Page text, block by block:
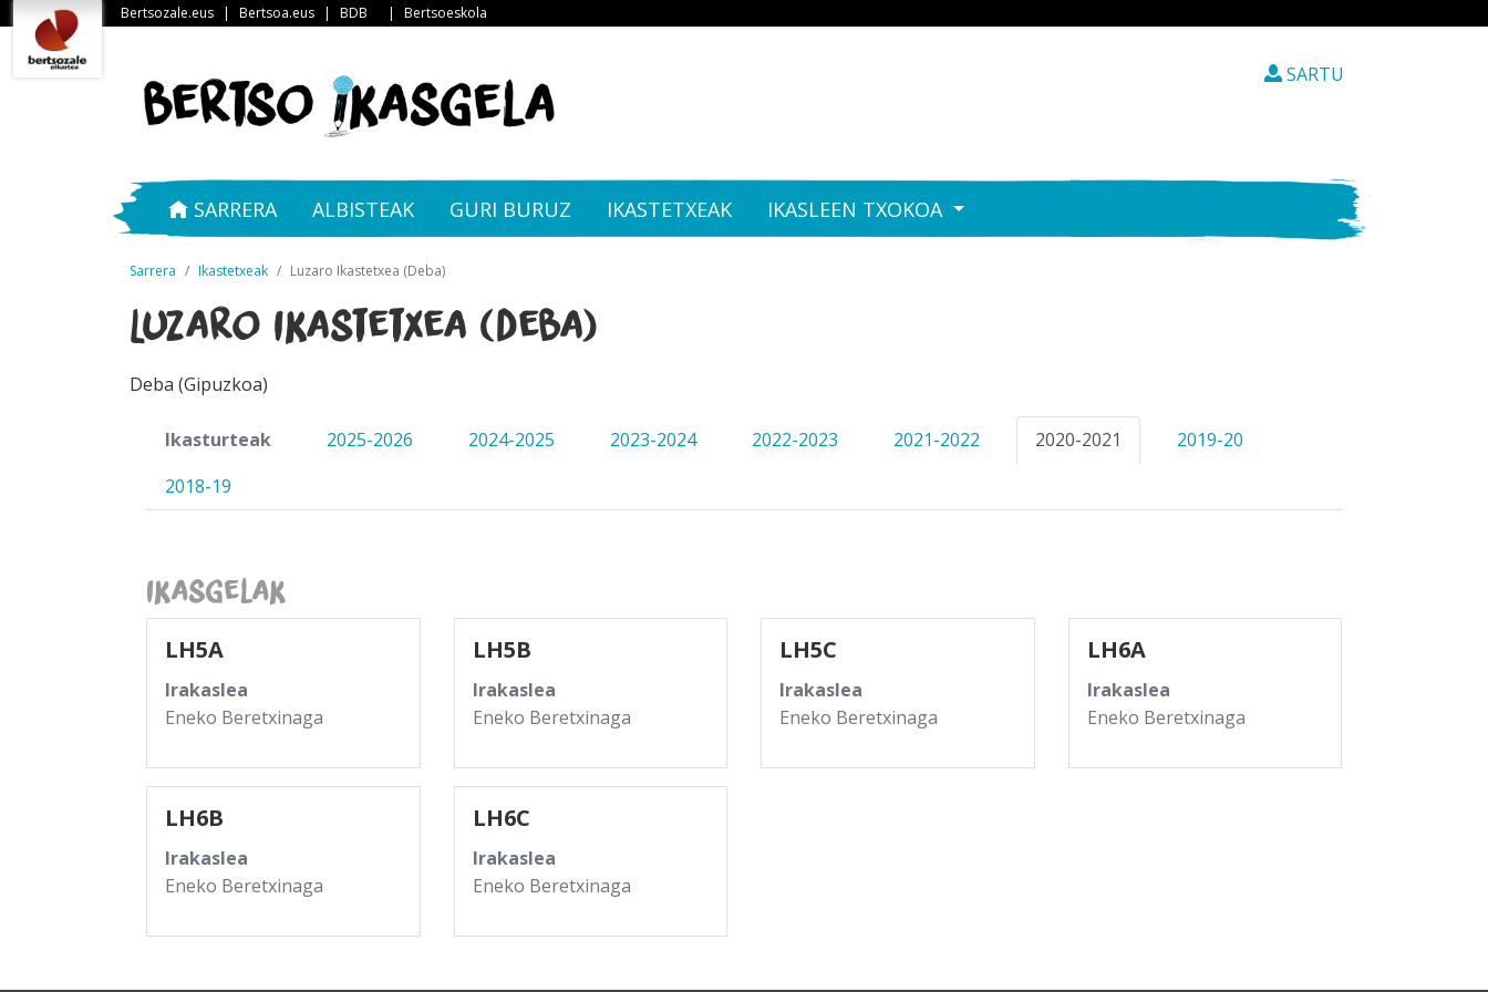
Bertsozale.eus | Bertsoa.eus | BDB | Bertsoeskola
SARTU
SARRERA ALBISTEAK GURI BURUZ IKASTETXEAK IKASLEEN TXOKOA
Sarrera Ikastetxeak Luzaro Ikastetxea (Deba)
Luzaro Ikastetxea (Deba)
Deba (Gipuzkoa)
Ikasturteak 2025-2026 2024-2025 2023-2024 2022-2023 2021-2022 2020-2021
2019-20
2018-19
Ikasgelak
LH5A
Irakaslea
Eneko Beretxinaga
LH5B
Irakaslea
Eneko Beretxinaga
LH5C
Irakaslea
Eneko Beretxinaga
LH6A
Irakaslea
Eneko Beretxinaga
LH6B
Irakaslea
Eneko Beretxinaga
LH6C
Irakaslea
Eneko Beretxinaga